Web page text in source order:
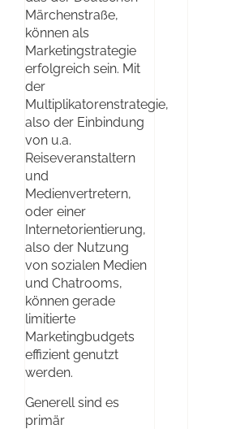
Märchenstraße,
können als
Marketingstrategie
erfolgreich sein. Mit
der
Multiplikatorenstrategie,
also der Einbindung
von u.a.
Reiseveranstaltern
und
Medienvertretern,
oder einer
Internetorientierung,
also der Nutzung
von sozialen Medien
und Chatrooms,
können gerade
limitierte
Marketingbudgets
effizient genutzt
werden.
Generell sind es
primär